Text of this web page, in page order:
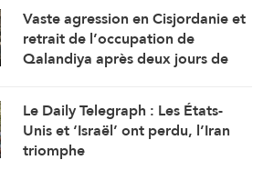
Vaste agression en Cisjordanie et
retrait de l’occupation de
Qalandiya après deux jours de
Le Daily Telegraph : Les États-
Unis et ‘Israël’ ont perdu, l’Iran
triomphe